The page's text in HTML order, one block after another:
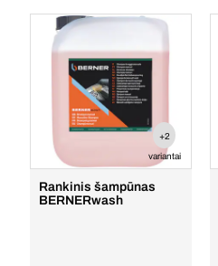
+2
variantai
Rankinis šampūnas
BERNERwash